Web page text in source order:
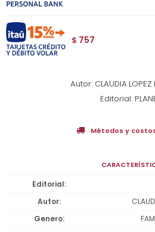
$ 757
Autor: CLAUDIA LOPEZ
Editorial:
Métodos y
Editorial
Autor
Genero